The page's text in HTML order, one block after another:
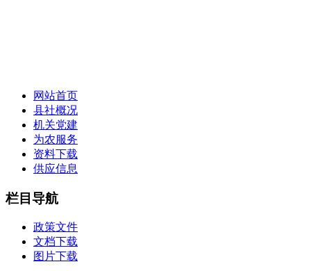
网站首页
县社概况
机关党建
为农服务
资料下载
供应信息
栏目导航
政策文件
文档下载
图片下载